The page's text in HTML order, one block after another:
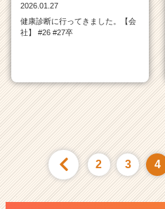
2026.01.27
健康診断に行ってきました。【会
社】 #26 #27卒
2 3 4